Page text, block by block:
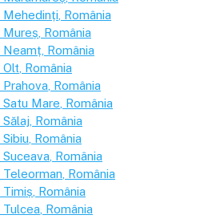
Mehedinți , România
Mureș , România
Neamț , România
Olt , România
Prahova , România
Satu Mare , România
Sălaj , România
Sibiu , România
Suceava , România
Teleorman , România
Timiș , România
Tulcea , România